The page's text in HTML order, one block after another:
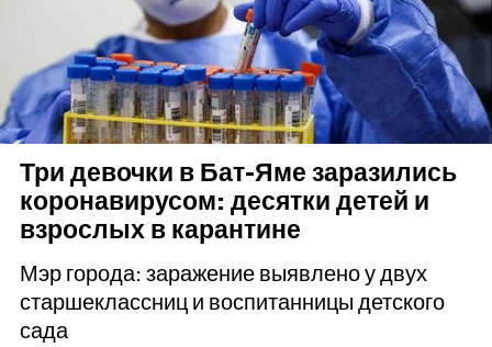
Три девочки в Бат-Яме заразились
коронавирусом: десятки детей и
взрослых в карантине
Мэр города: заражение выявлено у двух
старшеклассниц и воспитанницы детского
сада